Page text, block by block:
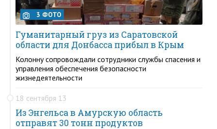
3 ФОТО
Гуманитарный груз из Саратовской
области для Донбасса прибыл в Крым
Колонну сопровождали сотрудники службы спасения и
управления обеспечения безопасности
жизнедеятельности
18 сентября 13
Из Энгельса в Амурскую область
отправят 30 тонн продуктов